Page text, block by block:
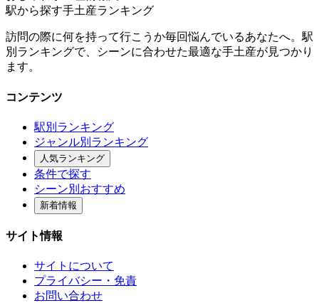
駅から探す手土産ランキング
訪問の際に何を持って行こうか毎回悩んでいるあなたへ。駅
別ランキングで、シーンに合わせた最適な手土産が見つかり
ます。
コンテンツ
駅別ランキング
ジャンル別ランキング
人気ランキング
条件で探す
シーン別おすすめ
新着情報
サイト情報
サイトについて
プライバシー・免責
お問い合わせ